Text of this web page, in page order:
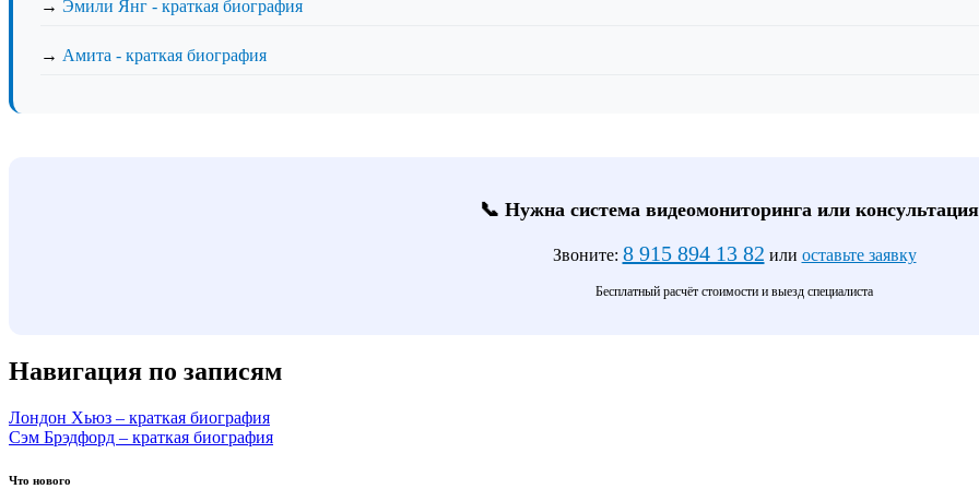
→ Эмили Янг - краткая биография
→ Амита - краткая биография
📞 Нужна система видеомониторинга или
Звоните: 8 915 894 13 82 или оставьте заявку
Бесплатный расчёт стоимости и выезд специалиста
Навигация по записям
Лондон Хьюз – краткая биография
Сэм Брэдфорд – краткая биография
Что нового